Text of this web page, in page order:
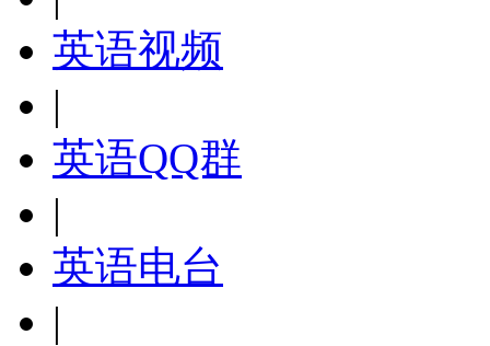
英语视频
|
英语QQ群
|
英语电台
|